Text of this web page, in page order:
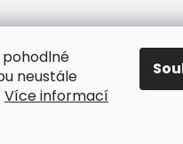
pohodlné
neustále
Více informací